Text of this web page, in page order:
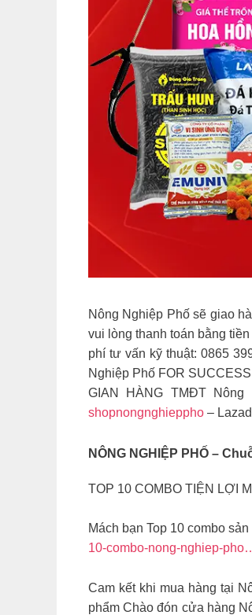
Nông Nghiệp Phố sẽ giao
vui lòng thanh toán bằng
phí tư vấn kỹ thuật: 0865
Nghiệp Phố FOR
GIAN HÀNG TMĐT
shopnongnghieppho –
NÔNG NGHIỆP PHỐ –
TOP 10 COMBO TIỆN LỢI
Mách bạn Top 10 combo
10-combo-nong-nghiep-
Cam kết khi mua hàng tại
phẩm Chào đón cửa hàng